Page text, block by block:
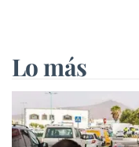
Lo más